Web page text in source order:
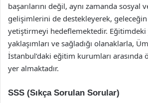
başarılarını değil, aynı zamanda sosyal
gelişimlerini de destekleyerek,
yetiştirmeyi hedeflemektedir. Eğitimdeki
yaklaşımları ve sağladığı olanaklarla,
İstanbul’daki eğitim kurumları
yer almaktadır.
SSS (Sıkça Sorulan Sorular)